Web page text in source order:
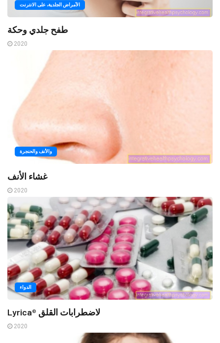
الأمراض الجلدية، على الانترنت
طفح جلدي وحكة
2020
والأنف والحنجرة
غشاء الأنف
2020
الدواء
Lyrica® لاضطرابات القلق
2020